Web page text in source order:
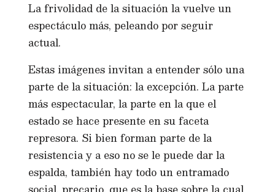
La frivolidad de la situación la vuelve un
espectáculo más, peleando por seguir
actual.
Estas imágenes invitan a entender sólo una
parte de la situación: la excepción. La parte
más espectacular, la parte en la que el
estado se hace presente en su faceta
represora. Si bien forman parte de la
resistencia y a eso no se le puede dar la
espalda, también hay todo un entramado